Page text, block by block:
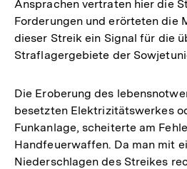
Ansprachen vertraten hier die
Forderungen und erörteten die
dieser Streik ein Signal für die
Straflagergebiete der
Die Eroberung des
besetzten Elektrizitätswerkes
Funkanlage, scheiterte am
Handfeuerwaffen. Da man mit
Niederschlagen des Streikes